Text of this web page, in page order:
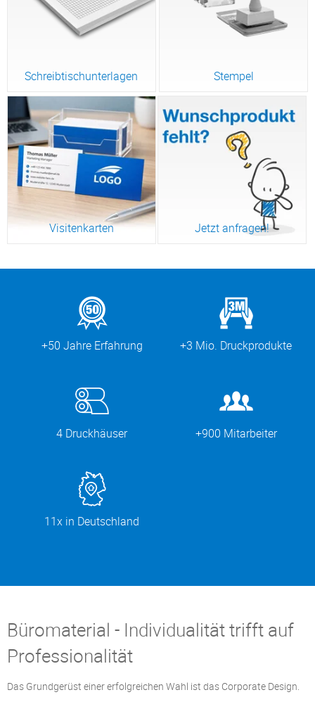
Schreibtischunterlagen Stempel
Visitenkarten Jetzt anfragen!
+50 Jahre Erfahrung +3 Mio. Druckprodukte
4 Druckhäuser +900 Mitarbeiter
11x in Deutschland
Büromaterial - Individualität trifft auf
Professionalität
Das Grundgerüst einer erfolgreichen Wahl ist das Corporate Design.